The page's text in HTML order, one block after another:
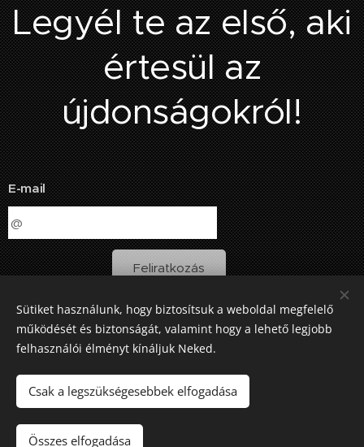
Legyél te az első, aki
értesül az
újdonságokról!
E-mail
Feliratkozás
info@medencegeneral.hu
Általános Szerződési Feltételek
Adatvédelmi irányelvek
Sütiket használunk, hogy biztosítsuk a weboldal megfelelő
működését és biztonságát, valamint hogy a lehető legjobb
felhasználói élményt kínáljuk Neked.
Csak a legszükségesebbek elfogadása
Összes elfogadása